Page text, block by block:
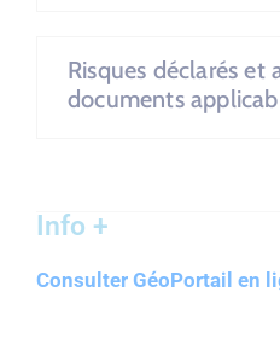
Risques déclarés et
documents
Info +
Consulter GéoPortail en